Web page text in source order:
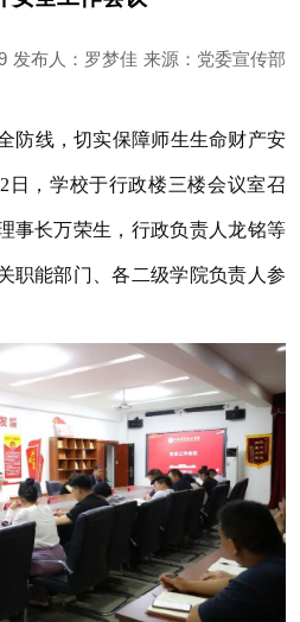
发布人：罗梦佳 来源：党委宣传部
防线，切实保障师生生命财产安
日，学校于行政楼三楼会议室召
事长万荣生，行政负责人龙铭等
职能部门、各二级学院负责人参